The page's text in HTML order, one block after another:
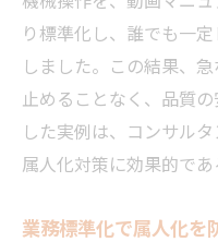
り標準化し、誰でも一
しました。この結果、
止めることなく、品質
した実例は、コンサル
属人化対策に効果的であ
業務標準化で属人化を